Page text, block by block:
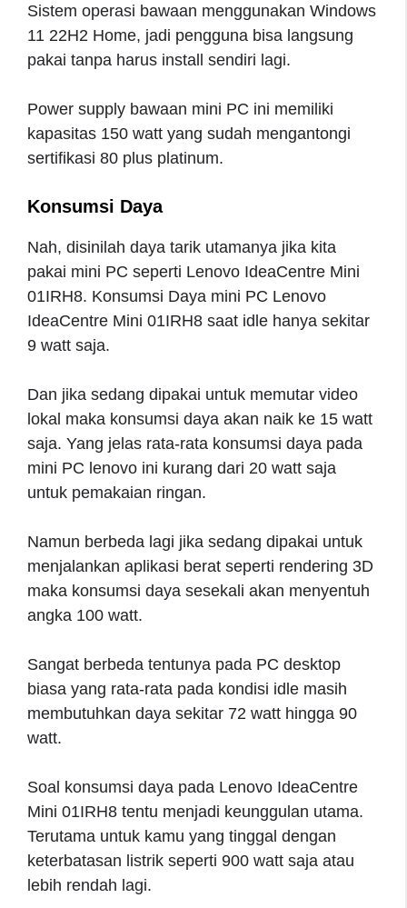
Sistem operasi bawaan menggunakan Windows
11 22H2 Home, jadi pengguna bisa langsung
pakai tanpa harus install sendiri lagi.
Power supply bawaan mini PC ini memiliki
kapasitas 150 watt yang sudah mengantongi
sertifikasi 80 plus platinum.
Konsumsi Daya
Nah, disinilah daya tarik utamanya jika kita
pakai mini PC seperti Lenovo IdeaCentre Mini
01IRH8. Konsumsi Daya mini PC Lenovo
IdeaCentre Mini 01IRH8 saat idle hanya sekitar
9 watt saja.
Dan jika sedang dipakai untuk memutar video
lokal maka konsumsi daya akan naik ke 15 watt
saja. Yang jelas rata-rata konsumsi daya pada
mini PC lenovo ini kurang dari 20 watt saja
untuk pemakaian ringan.
Namun berbeda lagi jika sedang dipakai untuk
menjalankan aplikasi berat seperti rendering 3D
maka konsumsi daya sesekali akan menyentuh
angka 100 watt.
Sangat berbeda tentunya pada PC desktop
biasa yang rata-rata pada kondisi idle masih
membutuhkan daya sekitar 72 watt hingga 90
watt.
Soal konsumsi daya pada Lenovo IdeaCentre
Mini 01IRH8 tentu menjadi keunggulan utama.
Terutama untuk kamu yang tinggal dengan
keterbatasan listrik seperti 900 watt saja atau
lebih rendah lagi.